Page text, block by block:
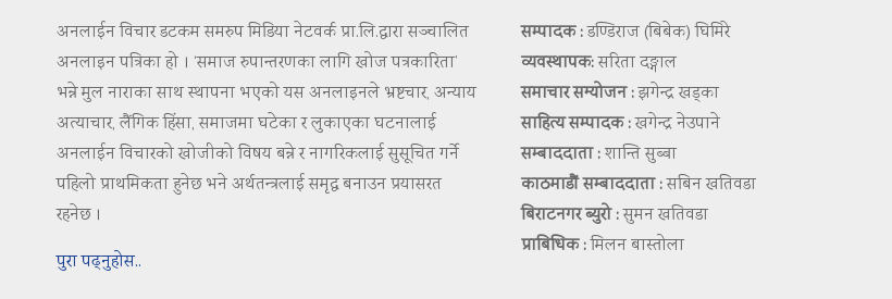
अनलाईन विचार डटकम समरुप मिडिया नेटवर्क प्रा.लि.द्वारा सञ्चालित
अनलाइन पत्रिका हो । ‘समाज रुपान्तरणका लागि खोज पत्रकारिता’
भन्ने मुल नाराका साथ स्थापना भएको यस अनलाइनले भ्रष्टचार, अन्याय
अत्याचार, लैंगिक हिंसा, समाजमा घटेका र लुकाएका घटनालाई
अनलाईन विचारको खोजीको विषय बन्ने र नागरिकलाई सुसूचित गर्ने
पहिलो प्राथमिकता हुनेछ भने अर्थतन्त्रलाई समृद्ध बनाउन प्रयासरत
रहनेछ ।
पुरा पढ्नुहोस..
सम्पादक :डण्डिराज (बिबेक) घिमिरे
व्यवस्थापक:सरिता दङ्गाल
समाचार सम्योजन :झगेन्द्र खड्का
साहित्य सम्पादक :खगेन्द्र नेउपाने
सम्बाददाता :शान्ति सुब्बा
काठमाडौं सम्बाददाता :सबिन खतिवडा
बिराटनगर ब्युरो :सुमन खतिवडा
प्राबिधिक :मिलन बास्तोला